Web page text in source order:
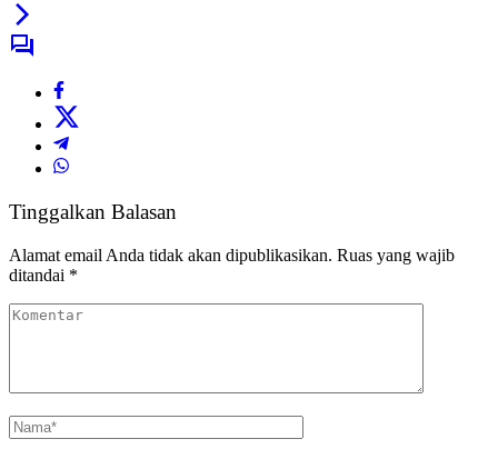
Tinggalkan Balasan
Alamat email Anda tidak akan dipublikasikan. Ruas yang wajib
ditandai *